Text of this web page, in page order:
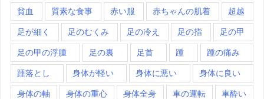
貧血 質素な食事 赤い服 赤ちゃんの肌着 超越
足が細く 足のむくみ 足の冷え 足の指 足の甲
足の甲の浮腫 足の裏 足首 踵 踵の痛み
踵落とし 身体が軽い 身体に悪い 身体に良い
身体の軸 身体の重心 身体全身 車の運転 車酔い